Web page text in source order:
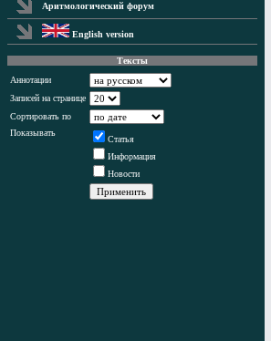
Аритмологический форум
English version
Тексты
Аннотации
Записей на странице
Сортировать по
Показывать
Статья
Информация
Новости